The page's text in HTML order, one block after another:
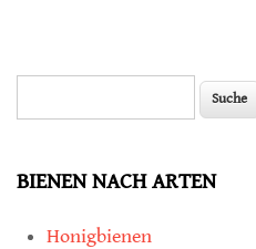
BIENEN NACH ARTEN
Honigbienen